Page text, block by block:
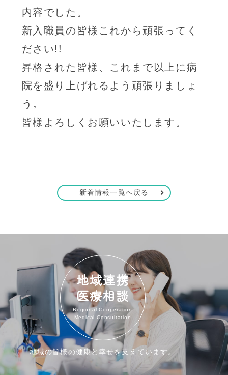
内容でした。
新入職員の皆様これから頑張ってく
ださい!!
昇格された皆様、これまで以上に病
院を盛り上げれるよう頑張りましょ
う。
皆様よろしくお願いいたします。
新着情報一覧へ戻る
地域連携
医療相談
Regional Cooperation
Medical Consultation
地域の皆様の健康と幸せを支えています。